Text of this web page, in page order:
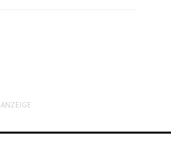
ANZEIGE